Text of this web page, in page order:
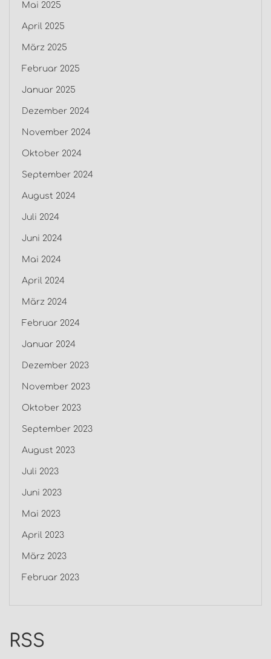
Mai 2025
April 2025
März 2025
Februar 2025
Januar 2025
Dezember 2024
November 2024
Oktober 2024
September 2024
August 2024
Juli 2024
Juni 2024
Mai 2024
April 2024
März 2024
Februar 2024
Januar 2024
Dezember 2023
November 2023
Oktober 2023
September 2023
August 2023
Juli 2023
Juni 2023
Mai 2023
April 2023
März 2023
Februar 2023
RSS